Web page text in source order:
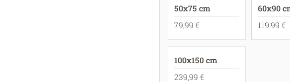
50x75 cm
79,99 €
60x90
119,99 €
100x150 cm
239,99 €